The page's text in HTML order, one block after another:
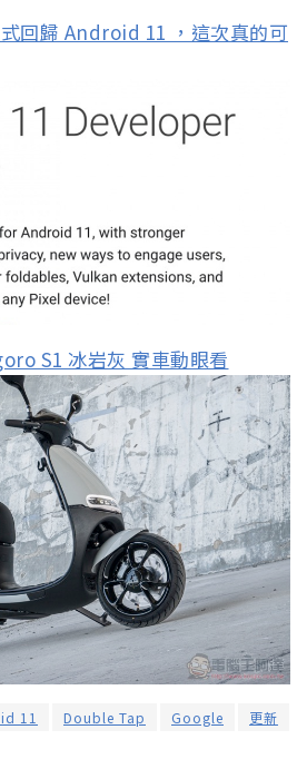
回歸 Android 11 ，這次真的可
S1 冰岩灰 實車動眼看
11 Double Tap Google 更新